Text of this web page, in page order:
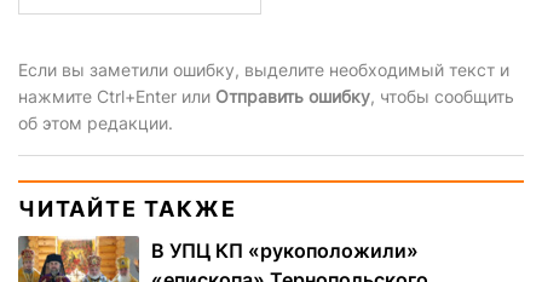
Если вы заметили ошибку, выделите необходимый текст и
нажмите Ctrl+Enter или Отправить ошибку, чтобы сообщить
об этом редакции.
ЧИТАЙТЕ ТАКЖЕ
В УПЦ КП «рукоположили»